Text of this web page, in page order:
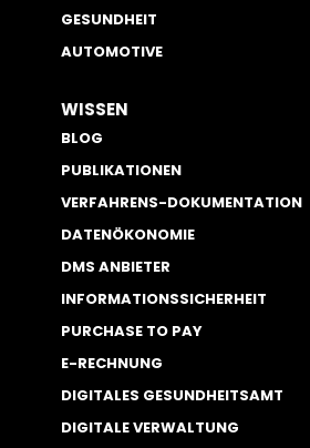
GESUNDHEIT
AUTOMOTIVE
WISSEN
BLOG
PUBLIKATIONEN
VERFAHRENS-DOKUMENTATION
DATENÖKONOMIE
DMS ANBIETER
INFORMATIONSSICHERHEIT
PURCHASE TO PAY
E-RECHNUNG
DIGITALES GESUNDHEITSAMT
DIGITALE VERWALTUNG